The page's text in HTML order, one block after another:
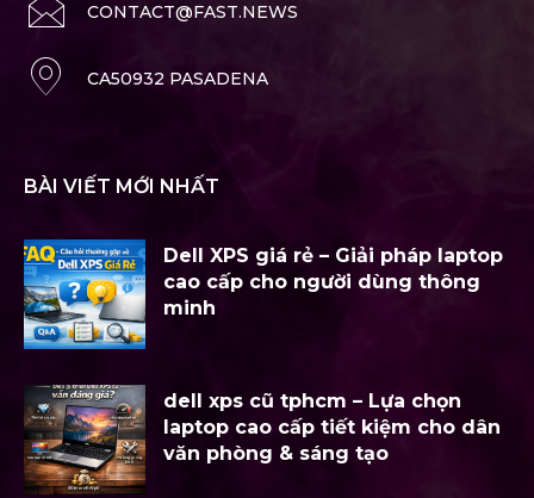
CONTACT@FAST.NEWS
CA50932 PASADENA
BÀI VIẾT MỚI NHẤT
Dell XPS giá rẻ – Giải pháp laptop
cao cấp cho người dùng thông
minh
dell xps cũ tphcm – Lựa chọn
laptop cao cấp tiết kiệm cho dân
văn phòng & sáng tạo